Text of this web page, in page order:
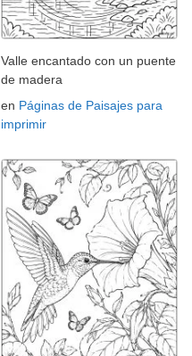
Valle encantado con un puente
de madera
en Páginas de Paisajes para
imprimir